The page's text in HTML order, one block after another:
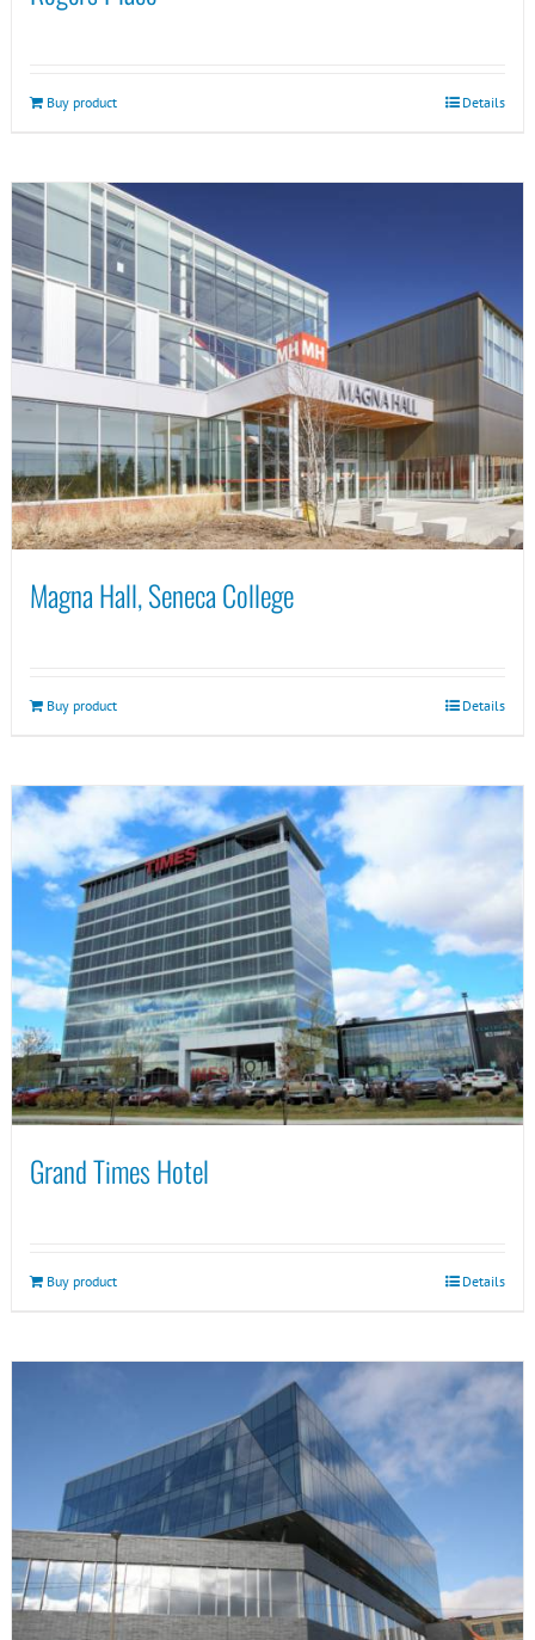
Buy product Details
Magna Hall, Seneca College
Buy product Details
Grand Times Hotel
Buy product Details